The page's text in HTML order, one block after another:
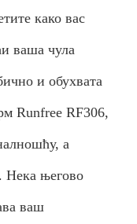
како вас
ваша чула
и обухвата
Runfree RF306,
а
Нека његово
ваш